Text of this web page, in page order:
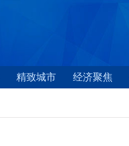
精致城市 经济聚焦